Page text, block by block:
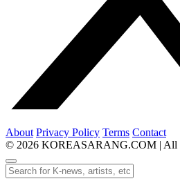
About Privacy Policy Terms Contact
© 2026 KOREASARANG.COM | All